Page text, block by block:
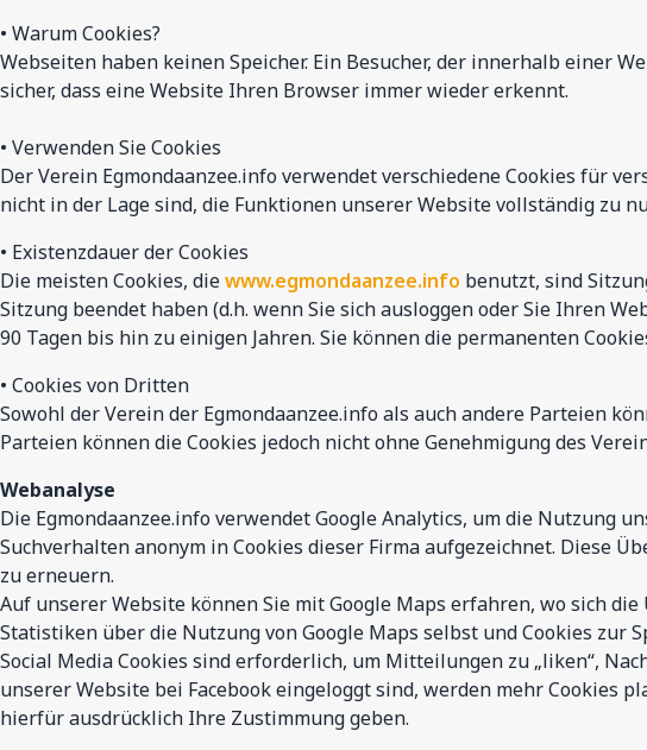
• Warum Cookies?
Webseiten haben keinen Speicher. Ein Besucher, der innerhalb einer
sicher, dass eine Website Ihren Browser immer wieder erkennt.
• Verwenden Sie Cookies
Der Verein Egmondaanzee.info verwendet verschiedene Cookies für
nicht in der Lage sind, die Funktionen unserer Website vollständig zu
• Existenzdauer der Cookies
Die meisten Cookies, diewww.egmondaanzee.info benutzt, sind
Sitzung beendet haben (d.h. wenn Sie sich ausloggen oder Sie Ihren
90 Tagen bis hin zu einigen Jahren. Sie können die permanenten
• Cookies von Dritten
Sowohl der Verein der Egmondaanzee.info als auch andere Parteien
Parteien können die Cookies jedoch nicht ohne Genehmigung des
Webanalyse
Die Egmondaanzee.info verwendet Google Analytics, um die Nutzung
Suchverhalten anonym in Cookies dieser Firma aufgezeichnet. Diese
zu erneuern.
Auf unserer Website können Sie mit Google Maps erfahren, wo sich
Statistiken über die Nutzung von Google Maps selbst und Cookies zur
Social Media Cookies sind erforderlich, um Mitteilungen zu „liken“,
unserer Website bei Facebook eingeloggt sind, werden mehr Cookies
hierfür ausdrücklich Ihre Zustimmung geben.